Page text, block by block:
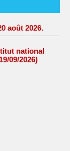
août 2026.
national
09/2026)